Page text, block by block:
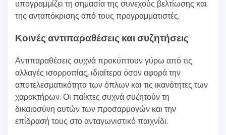
υπογραμμίζει τη σημασία της συνεχούς βελτίωσης και
της ανταπόκρισης από τους προγραμματιστές.
Κοινές αντιπαραθέσεις και συζητήσεις
Αντιπαραθέσεις συχνά προκύπτουν γύρω από τις
αλλαγές ισορροπίας, ιδιαίτερα όσον αφορά την
αποτελεσματικότητα των όπλων και τις ικανότητες των
χαρακτήρων. Οι παίκτες συχνά συζητούν τη
δικαιοσύνη αυτών των προσαρμογών και την
επίδρασή τους στο ανταγωνιστικό παιχνίδι.